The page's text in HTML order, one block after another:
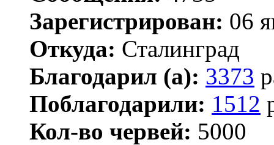
Зарегистрирован: 06
Откуда: Сталинград
Благодарил (а): 3373
Поблагодарили: 1512
Кол-во червей: 5000